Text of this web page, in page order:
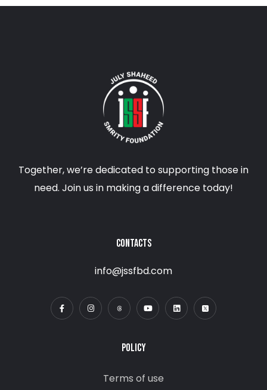
Together, we’re dedicated to supporting those in
need. Join us in making a difference today!
CONTACTS
info@jssfbd.com
POLICY
Terms of use